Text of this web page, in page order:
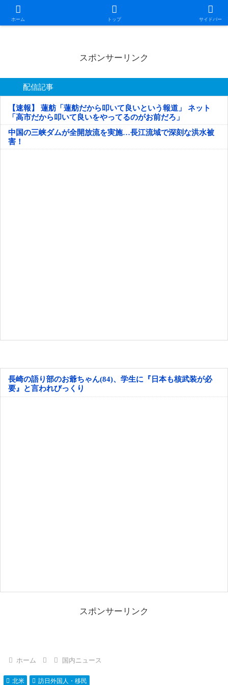
ホーム トップ サイドバー
日本第一！ニュース録
スポンサーリンク
配信記事
【速報】 蓮舫「蓮舫だから叩いて良いという報道」 ネット
「高市だから叩いて良いをやってるのがお前だろ」
中国の三峡ダムが全開放流を実施…長江流域で深刻な洪水被
害！
長崎の語り部のお爺ちゃん(84)、学生に『日本も核武装が必
要』と言われびっくり
スポンサーリンク
ホーム 国内ニュース
北米 訪日外国人・移民